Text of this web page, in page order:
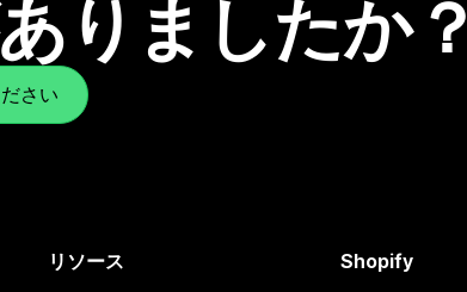
りましたか？
さい
リソース Shopify